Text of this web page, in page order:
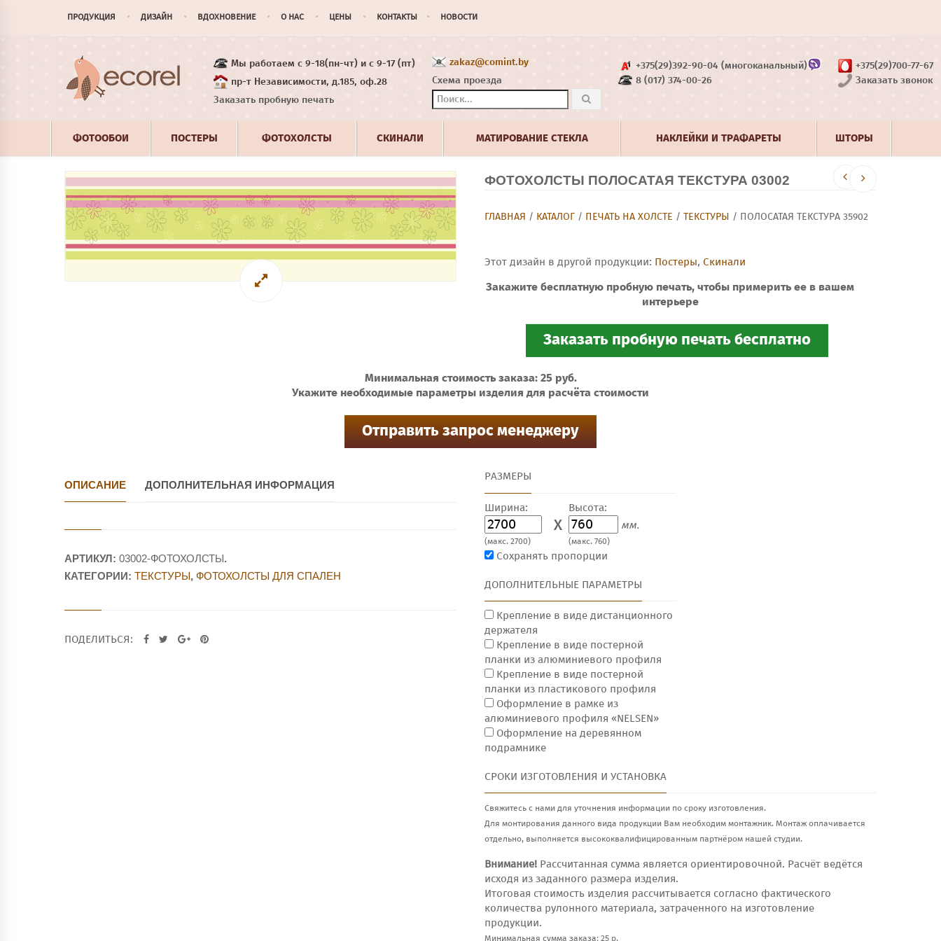
ПРОДУКЦИЯ ДИЗАЙН ВДОХНОВЕНИЕ О НАС ЦЕНЫ КОНТАКТЫ НОВОСТИ
Мы работаем с 9-18(пн-чт) и с 9-17 (пт)
пр-т Независимости, д.185, оф.28
Заказать пробную печать
zakaz@comint.by
Схема проезда
+375(29)392-90-04 (многоканальный)
8 (017) 374-00-26
+375(29)700-77-67
Заказать звонок
ФОТООБОИ ПОСТЕРЫ ФОТОХОЛСТЫ СКИНАЛИ МАТИРОВАНИЕ СТЕКЛА НАКЛЕЙКИ И ТРАФАРЕТЫ ШТОРЫ
ФОТОХОЛСТЫ ПОЛОСАТАЯ ТЕКСТУРА 03002
ГЛАВНАЯ / КАТАЛОГ / ПЕЧАТЬ НА ХОЛСТЕ / ТЕКСТУРЫ / ПОЛОСАТАЯ ТЕКСТУРА 35902
Этот дизайн в другой продукции: Постеры, Скинали
Закажите бесплатную пробную печать, чтобы примерить ее в вашем
интерьере
Минимальная стоимость заказа: 25 руб.
Укажите необходимые параметры изделия для расчёта стоимости
РАЗМЕРЫ
Ширина:
X
(макс. 2700)
Высота:
мм.
(макс. 760)
Сохранять пропорции
ДОПОЛНИТЕЛЬНЫЕ ПАРАМЕТРЫ
Крепление в виде дистанционного
держателя
Крепление в виде постерной
планки из алюминиевого профиля
Крепление в виде постерной
планки из пластикового профиля
Оформление в рамке из
алюминиевого профиля «NELSEN»
Оформление на деревянном
подрамнике
СРОКИ ИЗГОТОВЛЕНИЯ И УСТАНОВКА
Свяжитесь с нами для уточнения информации по сроку изготовления.
Для монтирования данного вида продукции Вам необходим монтажник. Монтаж оплачивается
отдельно, выполняется высококвалифицированным партнёром нашей студии.
Внимание! Рассчитанная сумма является ориентировочной. Расчёт ведётся
исходя из заданного размера изделия.
Итоговая стоимость изделия рассчитывается согласно фактического
количества рулонного материала, затраченного на изготовление
продукции.
Минимальная сумма заказа: 25 р.
ОПИСАНИЕ ДОПОЛНИТЕЛЬНАЯ ИНФОРМАЦИЯ
АРТИКУЛ: 03002-ФОТОХОЛСТЫ.
КАТЕГОРИИ: ТЕКСТУРЫ, ФОТОХОЛСТЫ ДЛЯ СПАЛЕН
ПОДЕЛИТЬСЯ: